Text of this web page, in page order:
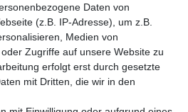
Daten­schutz­erklärung
Abonnieren
** Hierbei handelt es sich um ein Pflichtfeld.
Daten von
(z.B. IP-Adresse), um z.B.
Medien von
Zugriffe auf unsere Website zu
erfolgt erst durch gesetzte
mit Dritten, die wir in den